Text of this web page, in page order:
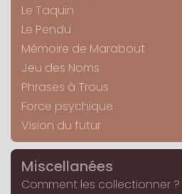
Le Taquin
Le Pendu
Mémoire de Marabout
Jeu des Noms
Phrases à Trous
Force psychique
Vision du futur
Miscellanées
Comment les collectionner ?